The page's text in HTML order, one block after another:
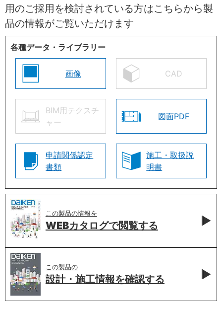
用のご採用を検討されている方はこちらから製
品の情報がご覧いただけます
各種データ・ライブラリー
画像 CAD
BIM用テクスチ
ャー
図面PDF
申請関係認定
書類
施工・取扱説
明書
この製品の情報を
WEBカタログで閲覧する
この製品の
設計・施工情報を確認する